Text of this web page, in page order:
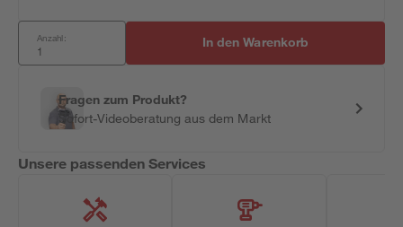
Anzahl: In den Warenkorb
Fragen zum Produkt?
Sofort-Videoberatung aus dem Markt
Unsere passenden Services